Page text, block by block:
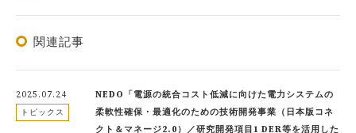
関連記事
2025.07.24
トピックス
NEDO「電源の統合コスト低減に向けた電力システムの
柔軟性確保・最適化のための技術開発事業（日本版コネ
クト＆マネージ2.0）／研究開発項目1 DER等を活用した